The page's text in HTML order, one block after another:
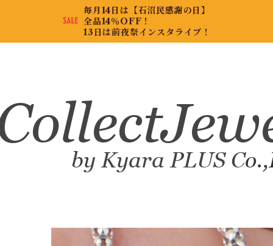
毎月14日は【石沼民感謝の日】
全品14％OFF！
13日は前夜祭インスタライブ！